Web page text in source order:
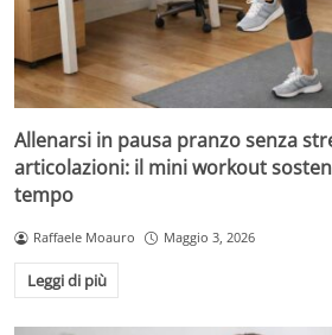
Allenarsi in pausa pranzo senza
articolazioni: il mini workout
tempo
Raffaele Moauro Maggio 3, 2026
Leggi di più